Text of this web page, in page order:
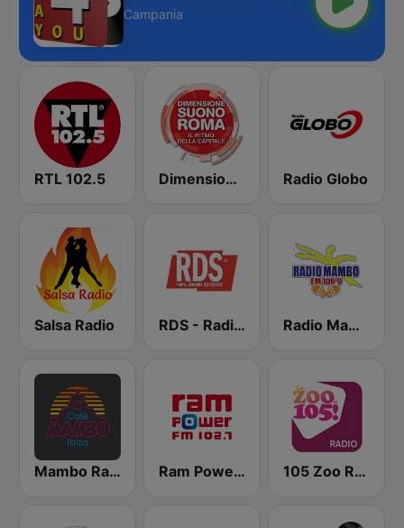
Campania
RTL 102.5 Dimensione Suono Roma Radio Globo
Salsa Radio RDS - Radio Dimensione Suono Radio Mambo 106.9 FM
Mambo Radio Ram Power FM 105 Zoo Radio